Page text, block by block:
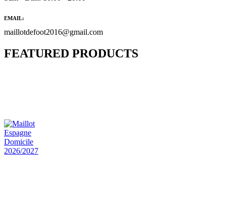
EMAIL:
maillotdefoot2016@gmail.com
FEATURED PRODUCTS